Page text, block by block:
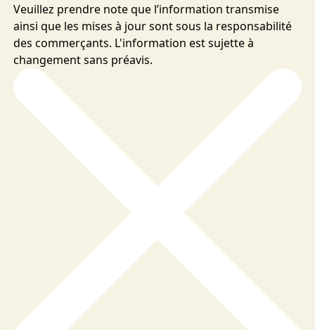
Veuillez prendre note que l’information transmise
ainsi que les mises à jour sont sous la responsabilité
des commerçants. L'information est sujette à
changement sans préavis.